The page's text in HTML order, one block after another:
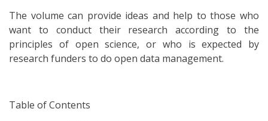
The volume can provide ideas and help to those who
want to conduct their research according to the
principles of open science, or who is expected by
research funders to do open data management.
Table of Contents